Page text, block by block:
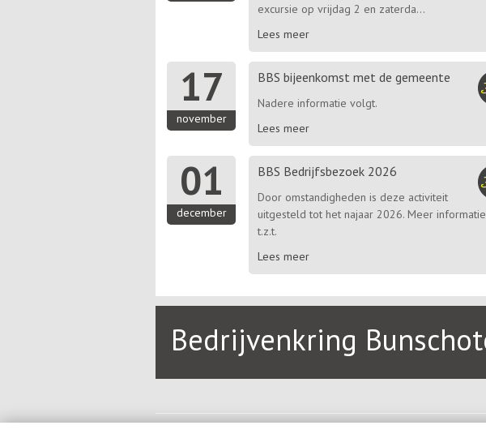
excursie op vrijdag 2 en zaterda...
Lees meer
BBS bijeenkomst met de gemeente
Nadere informatie volgt.
Lees meer
17
november
BBS Bedrijfsbezoek 2026
Door omstandigheden is deze activiteit
uitgesteld tot het najaar 2026. Meer
t.z.t.
Lees meer
01
december
Bedrijvenkring